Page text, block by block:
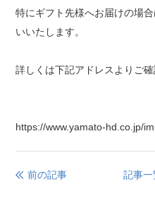
特にギフト先様へお届けの場
いいたします。
詳しくは下記アドレスよりご確
https://www.yamato-hd.co.jp/
前の記事 記事一